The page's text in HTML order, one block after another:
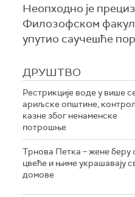
Неопходно је
Филозофском
упутио саучешће
ДРУШТВО
Рестрикције воде у више
ариљске општине,
казне због ненаменске
потрошње
Трнова Петка – жене беру
цвеће и њиме украшавају
домове